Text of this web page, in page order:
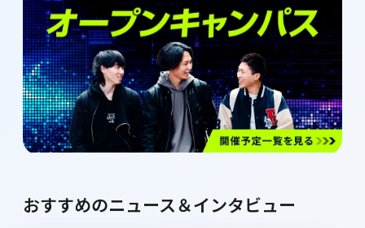
おすすめのニュース＆インタビュー